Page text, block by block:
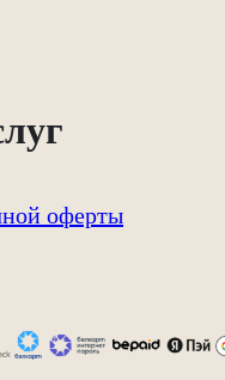
оферты